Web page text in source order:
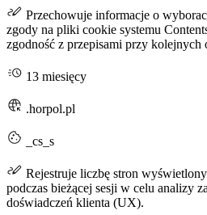
Przechowuje informacje o
zgody na pliki cookie systemu
zgodność z przepisami przy kolejnych
13 miesięcy
.horpol.pl
_cs_s
Rejestruje liczbę stron
podczas bieżącej sesji w celu analizy
doświadczeń klienta (UX).